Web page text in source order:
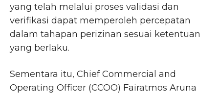
yang telah melalui proses validasi dan
verifikasi dapat memperoleh percepatan
dalam tahapan perizinan sesuai ketentuan
yang berlaku.
Sementara itu, Chief Commercial and
Operating Officer (CCOO) Fairatmos Aruna